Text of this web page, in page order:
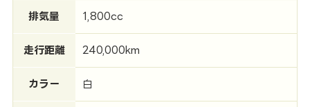
排気量 1,800cc
走行距離 240,000km
カラー 白